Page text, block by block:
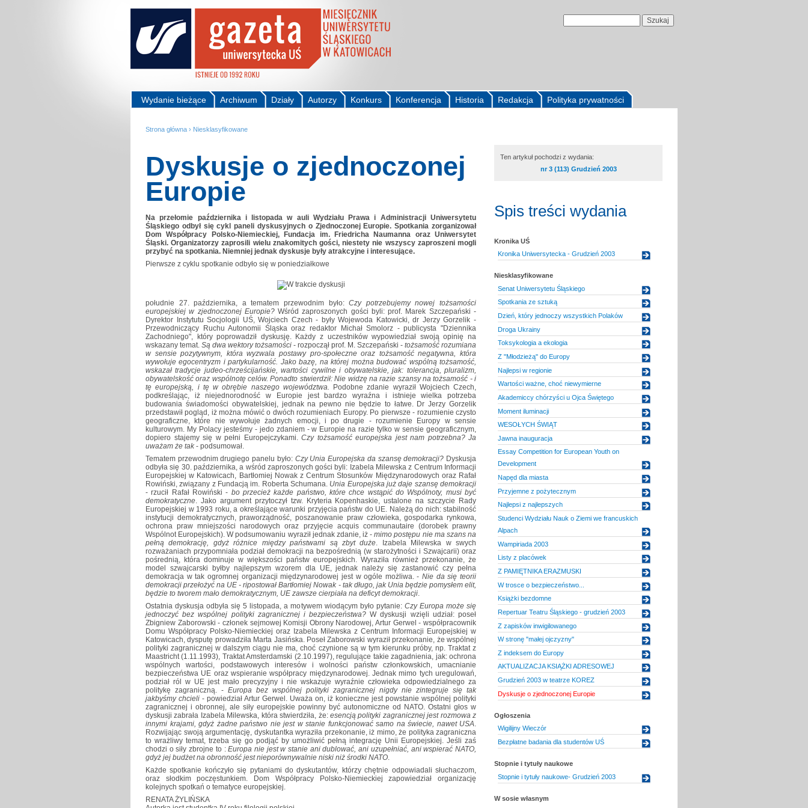
Polityka prywatności
Redakcja
Historia
Konferencja
Konkurs
Autorzy
Działy
Archiwum
Wydanie bieżące
Strona główna › Niesklasyfikowane
Dyskusje o zjednoczonej
Europie
Na przełomie października i listopada w auli Wydziału Prawa i Administracji Uniwersytetu
Śląskiego odbył się cykl paneli dyskusyjnych o Zjednoczonej Europie. Spotkania zorganizował
Dom Współpracy Polsko-Niemieckiej, Fundacja im. Friedricha Naumanna oraz Uniwersytet
Śląski. Organizatorzy zaprosili wielu znakomitych gości, niestety nie wszyscy zaproszeni mogli
przybyć na spotkania. Niemniej jednak dyskusje były atrakcyjne i interesujące.
Pierwsze z cyklu spotkanie odbyło się w poniedziałkowe
południe 27. października, a tematem przewodnim było:Czy potrzebujemy nowej tożsamości
europejskiej w zjednoczonej Europie?Wśród zaproszonych gości byli: prof. Marek Szczepański -
Dyrektor Instytutu Socjologii UŚ, Wojciech Czech - były Wojewoda Katowicki, dr Jerzy Gorzelik -
Przewodniczący Ruchu Autonomii Śląska oraz redaktor Michał Smolorz - publicysta "Dziennika
Zachodniego", który poprowadził dyskusję. Każdy z uczestników wypowiedział swoją opinię na
wskazany temat. Są dwa wektory tożsamości - rozpoczął prof. M. Szczepański - tożsamość rozumiana
w sensie pozytywnym, która wyzwala postawy pro-społeczne oraz tożsamość negatywna, która
wywołuje egocentryzm i partykularność. Jako bazę, na której można budować wspólną tożsamość,
wskazał tradycje judeo-chrześcijańskie, wartości cywilne i obywatelskie, jak: tolerancja, pluralizm,
obywatelskość oraz wspólnotę celów. Ponadto stwierdził: Nie widzę na razie szansy na tożsamość - i
tę europejską, i tę w obrębie naszego województwa.
Podobne zdanie wyraził Wojciech Czech,
podkreślając, iż niejednorodność w Europie jest bardzo wyraźna i istnieje wielka potrzeba
budowania świadomości obywatelskiej, jednak na pewno nie będzie to łatwe. Dr Jerzy Gorzelik
przedstawił pogląd, iż można mówić o dwóch rozumieniach Europy. Po pierwsze - rozumienie czysto
geograficzne, które nie wywołuje żadnych emocji, i po drugie - rozumienie Europy w sensie
kulturowym. My Polacy jesteśmy - jedo zdaniem - w Europie na razie tylko w sensie geograficznym,
dopiero stajemy się w pełni Europejczykami. Czy tożsamość europejska jest nam potrzebna? Ja
uważam że tak - podsumował.
Tematem przewodnim drugiego panelu było: Czy Unia Europejska da szansę demokracji? Dyskusja
odbyła się 30. października, a wśród zaproszonych gości byli: Izabela Milewska z Centrum Informacji
Europejskiej w Katowicach, Bartłomiej Nowak z Centrum Stosunków Międzynarodowych oraz Rafał
Rowiński, związany z Fundacją im. Roberta Schumana. Unia Europejska już daje szansę demokracji
- rzucił Rafał Rowiński - bo przecież każde państwo, które chce wstąpić do Wspólnoty, musi być
demokratyczne. Jako argument przytoczył tzw. Kryteria Kopenhaskie, ustalone na szczycie Rady
Europejskiej w 1993 roku, a określające warunki przyjęcia państw do UE. Należą do nich: stabilność
instytucji demokratycznych, praworządność, poszanowanie praw człowieka, gospodarka rynkowa,
ochrona praw mniejszości narodowych oraz przyjęcie acquis communautaire (dorobek prawny
Wspólnot Europejskich). W podsumowaniu wyraził jednak zdanie, iż -mimo postępu nie ma szans na
pełną demokrację, gdyż różnice między państwami są zbyt duże. Izabela Milewska w swych
rozważaniach przypomniała podział demokracji na bezpośrednią (w starożytności i Szwajcarii) oraz
pośrednią, która dominuje w większości państw europejskich. Wyraziła również przekonanie, że
model szwajcarski byłby najlepszym wzorem dla UE, jednak należy się zastanowić czy pełna
demokracja w tak ogromnej organizacji międzynarodowej jest w ogóle możliwa. -Nie da się teorii
demokracji przełożyć na UE - ripostował Bartłomiej Nowak - tak długo, jak Unia będzie pomysłem elit,
będzie to tworem mało demokratycznym, UE zawsze cierpiała na deficyt demokracji.
Ostatnia dyskusja odbyła się 5 listopada, a motywem wiodącym było pytanie: Czy Europa może się
jednoczyć bez wspólnej polityki zagranicznej i bezpieczeństwa? W dyskusji wzięli udział: poseł
Zbigniew Zaborowski - członek sejmowej Komisji Obrony Narodowej, Artur Gerwel - współpracownik
Domu Współpracy Polsko-Niemieckiej oraz Izabela Milewska z Centrum Informacji Europejskiej w
Katowicach, dysputę prowadziła Marta Jasińska. Poseł Zaborowski wyraził przekonanie, że wspólnej
polityki zagranicznej w dalszym ciągu nie ma, choć czynione są w tym kierunku próby, np. Traktat z
Maastricht (1.11.1993), Traktat Amsterdamski (2.10.1997), regulujące takie zagadnienia, jak: ochrona
wspólnych wartości, podstawowych interesów i wolności państw członkowskich, umacnianie
bezpieczeństwa UE oraz wspieranie współpracy międzynarodowej. Jednak mimo tych uregulowań,
podział ról w UE jest mało precyzyjny i nie wskazuje wyraźnie człowieka odpowiedzialnego za
politykę zagraniczną. - Europa bez wspólnej polityki zagranicznej nigdy nie zintegruje się tak
jakbyśmy chcieli - powiedział Artur Gerwel. Uważa on, iż konieczne jest powstanie wspólnej polityki
zagranicznej i obronnej, ale siły europejskie powinny być autonomiczne od NATO. Ostatni głos w
dyskusji zabrała Izabela Milewska, która stwierdziła, że: esencją polityki zagranicznej jest rozmowa z
innymi krajami, gdyż żadne państwo nie jest w stanie funkcjonować samo na świecie, nawet USA.
Rozwijając swoją argumentację, dyskutantka wyraziła przekonanie, iż mimo, że polityka zagraniczna
to wrażliwy temat, trzeba się go podjąć by umożliwić pełną integrację Unii Europejskiej. Jeśli zaś
chodzi o siły zbrojne to :Europa nie jest w stanie ani dublować, ani uzupełniać, ani wspierać NATO,
gdyż jej budżet na obronność jest nieporównywalnie niski niż środki NATO.
Każde spotkanie kończyło się pytaniami do dyskutantów, którzy chętnie odpowiadali słuchaczom,
oraz słodkim poczęstunkiem. Dom Współpracy Polsko-Niemieckiej zapowiedział organizację
kolejnych spotkań o tematyce europejskiej.
RENATA ŻYLIŃSKA
Ten artykuł pochodzi z wydania:
nr 3 (113) Grudzień 2003
Spis treści wydania
Kronika UŚ
Kronika Uniwersytecka - Grudzień 2003
Niesklasyfikowane
Senat Uniwersytetu Śląskiego
Spotkania ze sztuką
Dzień, który jednoczy wszystkich Polaków
Droga Ukrainy
Toksykologia a ekologia
Z "Młodzieżą" do Europy
Najlepsi w regionie
Wartości ważne, choć niewymierne
Akademiccy chórzyści u Ojca Świętego
Moment iluminacji
WESOŁYCH ŚWIĄT
Jawna inauguracja
Essay Competition for European Youth on
Development
Napęd dla miasta
Przyjemne z pożytecznym
Najlepsi z najlepszych
Studenci Wydziału Nauk o Ziemi we francuskich
Alpach
Wampiriada 2003
Listy z placówek
Z PAMIĘTNIKA ERAZMUSKI
W trosce o bezpieczeństwo...
Książki bezdomne
Repertuar Teatru Śląskiego - grudzień 2003
Z zapisków inwigilowanego
W stronę "małej ojczyzny"
Z indeksem do Europy
AKTUALIZACJA KSIĄŻKI ADRESOWEJ
Grudzień 2003 w teatrze KOREZ
Dyskusje o zjednoczonej Europie
Ogłoszenia
Wigilijny Wieczór
Bezpłatne badania dla studentów UŚ
Stopnie i tytuły naukowe
Stopnie i tytuły naukowe- Grudzień 2003
W sosie własnym